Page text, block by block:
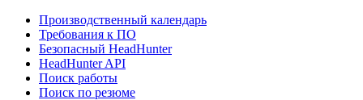
Производственный календарь
Требования к ПО
Безопасный HeadHunter
HeadHunter API
Поиск работы
Поиск по резюме